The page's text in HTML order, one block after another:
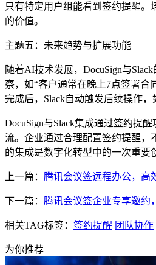
只有特定用户组能看到签约提醒。
的价值。
主题五：未来趋势与扩展功能
随着AI技术发展，DocuSign与
察，如“客户通常在晚上7点签署合
完成后，Slack自动触发后续操作
DocuSign与Slack集成通过签约提
流。企业通过合理配置签约提醒，
的集成是数字化转型中的一次重要
上一篇： 腾讯会议签远程办公，高
下一篇： 腾讯会议签企业专享邀约
相关TAG标签： 签约提醒 团队协作
为你推荐